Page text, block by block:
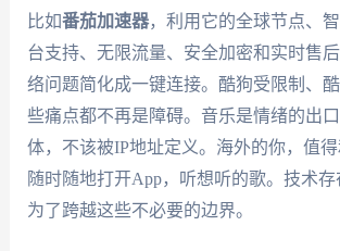
比如番茄加速器，利用它的全球节点、
台支持、无限流量、安全加密和实时售
络问题简化成一键连接。酷狗受限制、
些痛点都不再是障碍。音乐是情绪的出
体，不该被IP地址定义。海外的你，值得
随时随地打开App，听想听的歌。技术
为了跨越这些不必要的边界。